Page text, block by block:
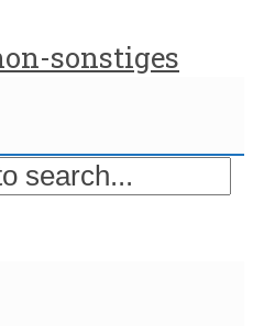
sonstiges